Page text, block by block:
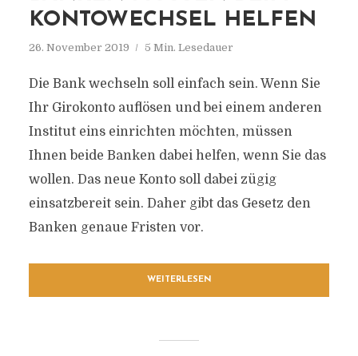
KONTOWECHSEL HELFEN
26. November 2019 5 Min. Lesedauer
Die Bank wechseln soll einfach sein. Wenn Sie
Ihr Girokonto auflösen und bei einem anderen
Institut eins einrichten möchten, müssen
Ihnen beide Banken dabei helfen, wenn Sie das
wollen. Das neue Konto soll dabei zügig
einsatzbereit sein. Daher gibt das Gesetz den
Banken genaue Fristen vor.
WEITERLESEN